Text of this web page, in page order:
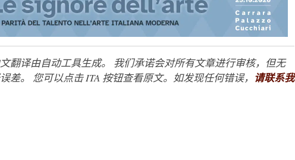
翻译由自动工具生成。 我们承诺会对所有文章进行审核，但无
差。 您可以点击 ITA 按钮查看原文。如发现任何错误， 请联系我